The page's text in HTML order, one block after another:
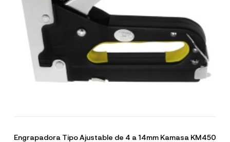
Engrapadora Tipo Ajustable de 4 a 14mm Kamasa KM450